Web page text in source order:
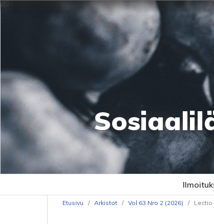
Etusivu / Arkistot / Vol 63 Nro 2 (2026) / Lectio